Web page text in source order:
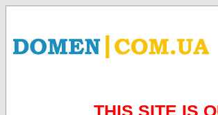
THIS SITE IS